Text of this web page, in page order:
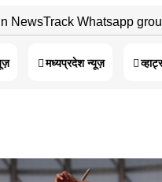
NewsTrack Whatsapp
मध्यप्रदेश न्यूज़